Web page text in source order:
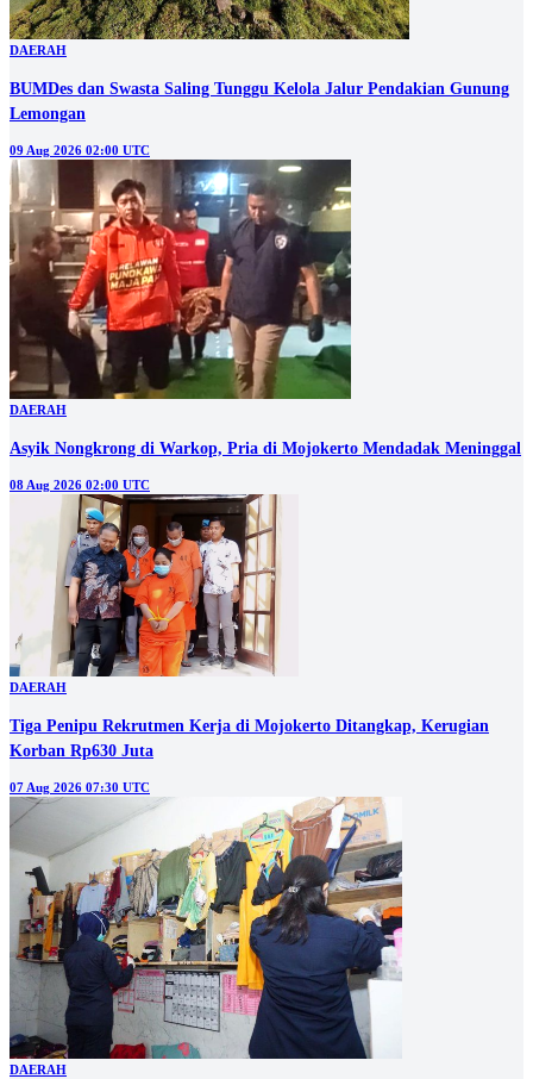
DAERAH
BUMDes dan Swasta Saling Tunggu Kelola Jalur Pendakian Gunung
Lemongan
09 Aug 2026 02:00 UTC
DAERAH
Asyik Nongkrong di Warkop, Pria di Mojokerto Mendadak Meninggal
08 Aug 2026 02:00 UTC
DAERAH
Tiga Penipu Rekrutmen Kerja di Mojokerto Ditangkap, Kerugian
Korban Rp630 Juta
07 Aug 2026 07:30 UTC
DAERAH